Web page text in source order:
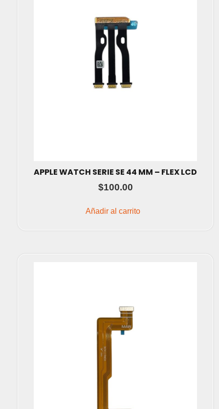
APPLE WATCH SERIE SE 44 MM – FLEX LCD
$100.00
Añadir al carrito